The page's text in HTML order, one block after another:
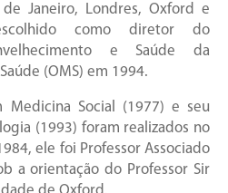
Janeiro, Londres, Oxford e
como diretor do
e Saúde da
(OMS) em 1994.
Medicina Social (1977) e seu
(1993) foram realizados no
ele foi Professor Associado
a orientação do Professor Sir